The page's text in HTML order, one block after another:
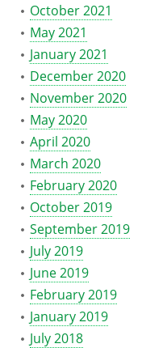
October 2021
May 2021
January 2021
December 2020
November 2020
May 2020
April 2020
March 2020
February 2020
October 2019
September 2019
July 2019
June 2019
February 2019
January 2019
July 2018